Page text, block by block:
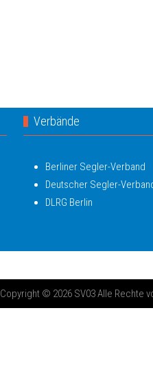
Verbände
Berliner Segler-Verband
Deutscher Segler-
DLRG Berlin
Copyright © 2026 SV03 Alle Rechte